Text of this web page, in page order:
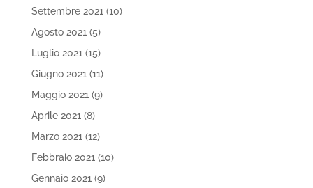
Settembre 2021(10)
Agosto 2021(5)
Luglio 2021(15)
Giugno 2021(11)
Maggio 2021(9)
Aprile 2021(8)
Marzo 2021(12)
Febbraio 2021(10)
Gennaio 2021(9)